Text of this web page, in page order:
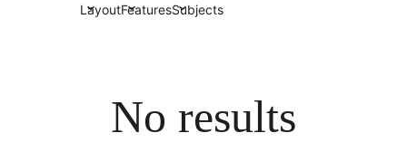
LayoutFeaturesSubjects
No results